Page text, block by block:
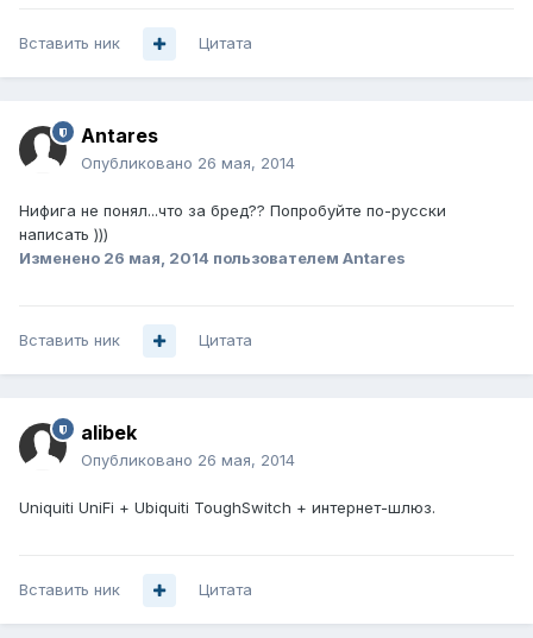
Вставить ник Цитата
Antares
Опубликовано 26 мая, 2014
Нифига не понял...что за бред?? Попробуйте по-русски
написать )))
Изменено 26 мая, 2014 пользователем Antares
Вставить ник Цитата
alibek
Опубликовано 26 мая, 2014
Uniquiti UniFi + Ubiquiti ToughSwitch + интернет-шлюз.
Вставить ник Цитата